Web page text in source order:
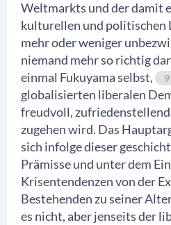
Weltmarkts und der damit
kulturellen und politischen
mehr oder weniger
niemand mehr so richtig
einmal Fukuyama selbst,
9
globalisierten liberalen
freudvoll,
zugehen wird. Das
sich infolge dieser
Prämisse und unter dem
Krisentendenzen von der
Bestehenden zu seiner
es nicht, aber jenseits der